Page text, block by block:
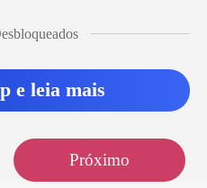
e leia mais
Próximo